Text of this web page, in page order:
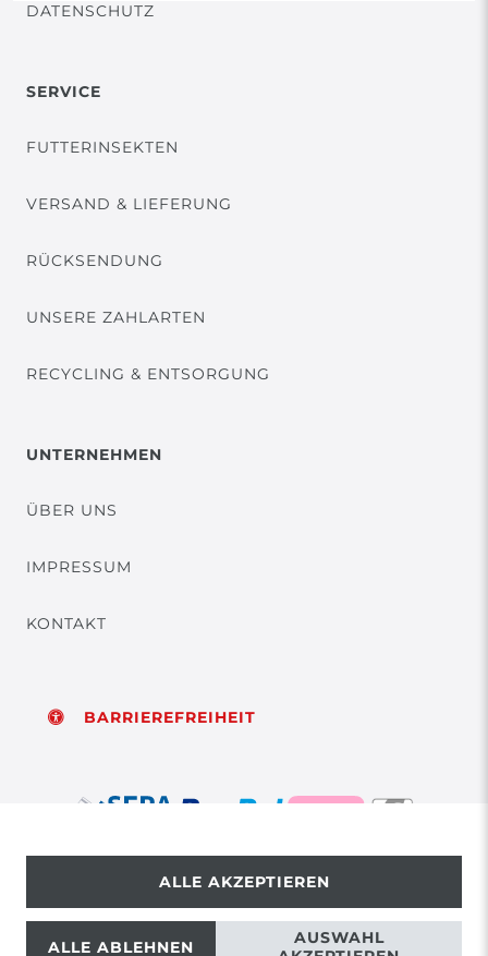
DATENSCHUTZ
SERVICE
FUTTERINSEKTEN
VERSAND & LIEFERUNG
RÜCKSENDUNG
UNSERE ZAHLARTEN
RECYCLING & ENTSORGUNG
UNTERNEHMEN
ÜBER UNS
IMPRESSUM
KONTAKT
BARRIEREFREIHEIT
© Copyright 2026 | Alle Rechte vorbehalten.
ALLE AKZEPTIEREN
ALLE ABLEHNEN
AUSWAHL